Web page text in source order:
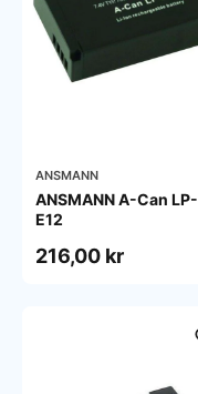
ANSMANN
ANSMANN A-Can LP-
E12
216,00 kr